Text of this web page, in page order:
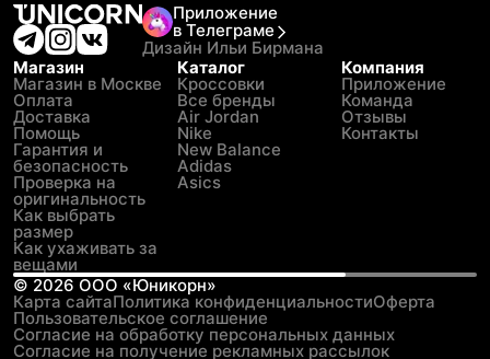
Приложение
в Телеграме
Дизайн Ильи Бирмана
Магазин
Магазин в Москве
Оплата
Доставка
Помощь
Гарантия и
безопасность
Проверка на
оригинальность
Как выбрать
размер
Как ухаживать за
вещами
Каталог
Кроссовки
Все бренды
Air Jordan
Nike
New Balance
Adidas
Asics
Компания
Приложение
Команда
Отзывы
Контакты
© 2026 ООО «Юникорн»
Карта сайтаПолитика конфиденциальностиОферта
Пользовательское соглашение
Согласие на обработку персональных данных
Согласие на получение рекламных рассылок